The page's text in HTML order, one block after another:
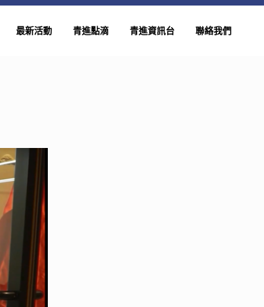
最新活動 青進點滴 青進資訊台 聯絡我們